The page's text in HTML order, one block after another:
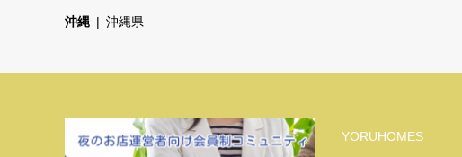
沖縄 沖縄県
YORUHOMES